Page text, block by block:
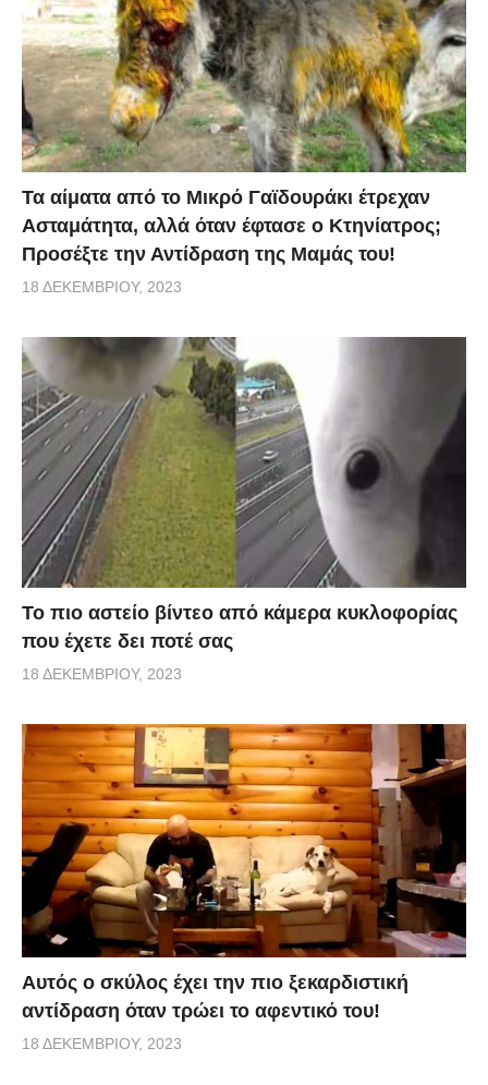
Τα αίματα από το Μικρό Γαϊδουράκι έτρεχαν
Ασταμάτητα, αλλά όταν έφτασε ο Κτηνίατρος;
Προσέξτε την Αντίδραση της Μαμάς του!
18 ΔΕΚΕΜΒΡΊΟΥ, 2023
Το πιο αστείο βίντεο από κάμερα κυκλοφορίας
που έχετε δει ποτέ σας
18 ΔΕΚΕΜΒΡΊΟΥ, 2023
Αυτός ο σκύλος έχει την πιο ξεκαρδιστική
αντίδραση όταν τρώει το αφεντικό του!
18 ΔΕΚΕΜΒΡΊΟΥ, 2023